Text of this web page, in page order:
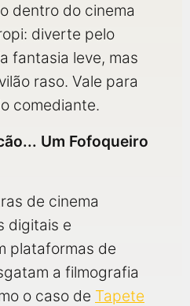
dentro do cinema
diverte pelo
fantasia leve, mas
raso. Vale para
comediante.
Um Fofoqueiro
de cinema
digitais e
plataformas de
a filmografia
o caso de Tapete